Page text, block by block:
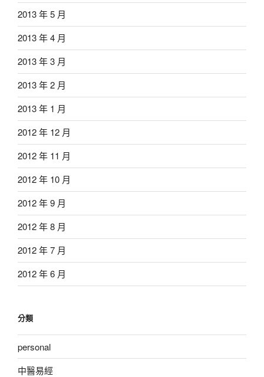
2013 年 5 月
2013 年 4 月
2013 年 3 月
2013 年 2 月
2013 年 1 月
2012 年 12 月
2012 年 11 月
2012 年 10 月
2012 年 9 月
2012 年 8 月
2012 年 7 月
2012 年 6 月
分類
personal
中醫易經